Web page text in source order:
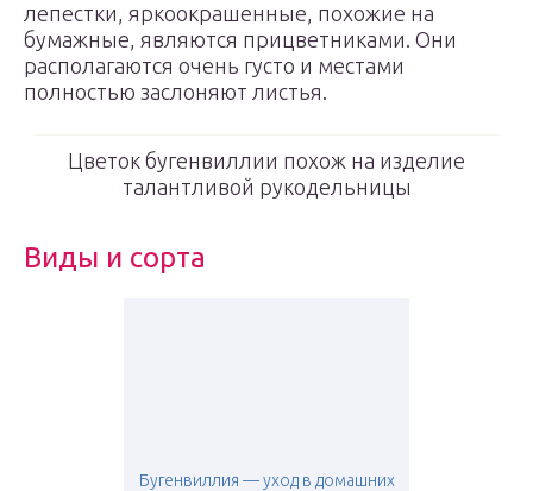
лепестки, яркоокрашенные, похожие на
бумажные, являются прицветниками. Они
располагаются очень густо и местами
полностью заслоняют листья.
Цветок бугенвиллии похож на изделие
талантливой рукодельницы
Виды и сорта
Бугенвиллия — уход в домашних